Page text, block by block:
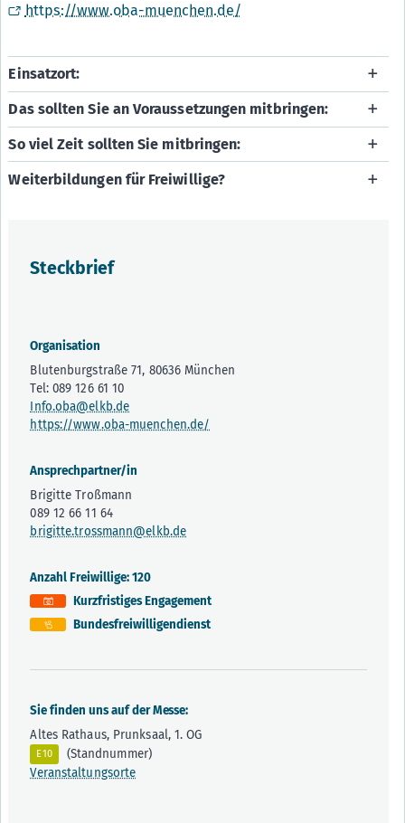
https://www.oba-muenchen.de/
Einsatzort:
Das sollten Sie an Voraussetzungen mitbringen:
So viel Zeit sollten Sie mitbringen:
Weiterbildungen für Freiwillige?
Steckbrief
Organisation
Blutenburgstraße 71, 80636 München
Tel: 089 126 61 10
Info.oba@elkb.de
https://www.oba-muenchen.de/
Ansprechpartner/in
Brigitte Troßmann
089 12 66 11 64
brigitte.trossmann@elkb.de
Anzahl Freiwillige: 120
Kurzfristiges Engagement
Bundesfreiwilligendienst
Sie finden uns auf der Messe:
Altes Rathaus, Prunksaal, 1. OG
E10
(Standnummer)
Veranstaltungsorte